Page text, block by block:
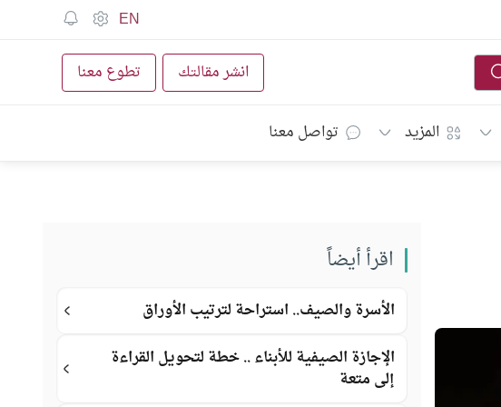
EN
انشر مقالتك تطوع معنا
المزيد تواصل معنا
اقرأ أيضاً
الأسرة والصيف.. استراحة لترتيب الأوراق
الإجازة الصيفية للأبناء .. خطة لتحويل القراءة
إلى متعة